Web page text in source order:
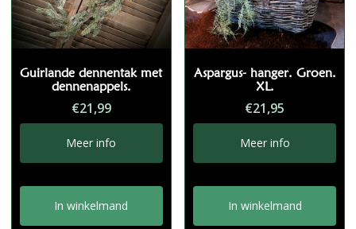
Guirlande dennentak met
dennenappels.
€21,99
Meer info
In winkelmand
Aspargus- hanger. Groen.
XL.
€21,95
Meer info
In winkelmand